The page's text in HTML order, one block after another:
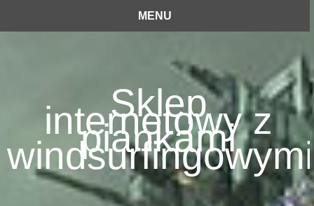
MENU
Sklep
internetowy z
piankami
windsurfingowymi